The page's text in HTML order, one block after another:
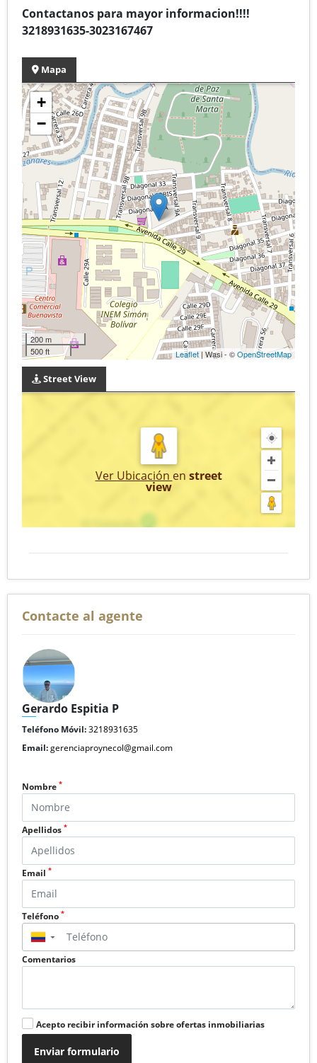
Contactanos para mayor informacion!!!!
3218931635-3023167467
Mapa
+
−
200 m
500 ft
Leaflet| Wasi - ©OpenStreetMap
Street View
Ver Ubicación en street
view
Contacte al agente
Gerardo Espitia P
Teléfono Móvil:3218931635
Email:gerenciaproynecol@gmail.com
Nombre *
Apellidos *
Email *
Teléfono *
▼
Comentarios
Acepto recibir información sobre ofertas inmobiliarias
Enviar formulario